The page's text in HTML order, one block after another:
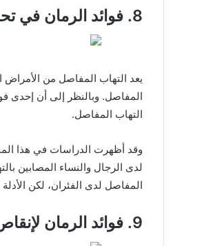
8. فوائد الرمان في تحسين الألم والتهاب المفاصل
يعد التهاب المفاصل من الأمراض
المفاصل. وبالنظر إلى أن إحدى
التهاب المفاصل.
وقد أظهرت الدراسات في هذا
لدى الرجال والنساء المصابين
المفاصل لدى الفئران، لكن
9. فوائد الرمان لإنقاص الوزن